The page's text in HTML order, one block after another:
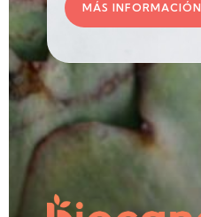
MÁS INFORMACIÓN